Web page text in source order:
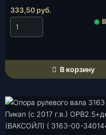
333,50 руб.
◉
В корзину